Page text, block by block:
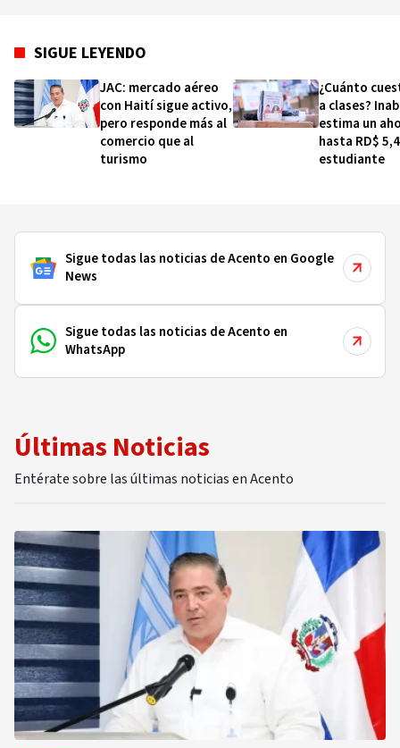
SIGUE LEYENDO
JAC: mercado aéreo
con Haití sigue activo,
pero responde más al
comercio que al
turismo
¿Cuánto
a clases?
estima un
hasta RD$
estudiante
Sigue todas las noticias de Acento en Google
News
Sigue todas las noticias de Acento en
WhatsApp